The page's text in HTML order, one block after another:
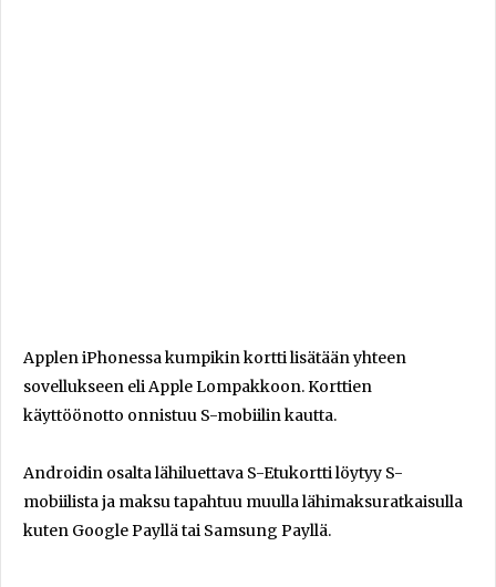
Applen iPhonessa kumpikin kortti lisätään yhteen
sovellukseen eli Apple Lompakkoon. Korttien
käyttöönotto onnistuu S-mobiilin kautta.
Androidin osalta lähiluettava S-Etukortti löytyy S-
mobiilista ja maksu tapahtuu muulla lähimaksuratkaisulla
kuten Google Payllä tai Samsung Payllä.